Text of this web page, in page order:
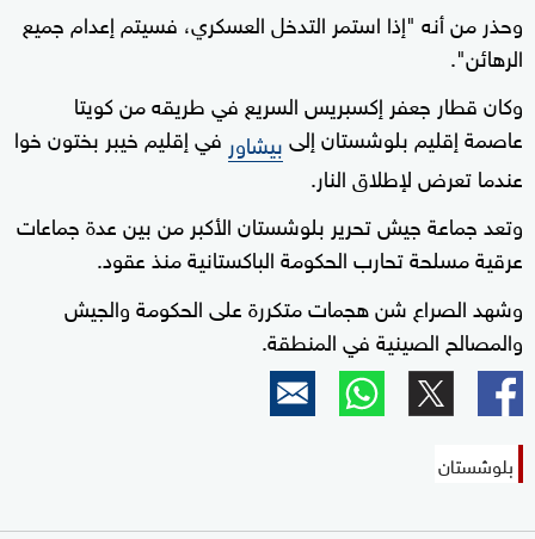
وحذر من أنه "إذا استمر التدخل العسكري، فسيتم إعدام جميع
الرهائن".
وكان قطار جعفر إكسبريس السريع في طريقه من كويتا
عاصمة إقليم بلوشستان إلىبيشاور في إقليم خيبر بختون خوا
عندما تعرض لإطلاق النار.
وتعد جماعة جيش تحرير بلوشستان الأكبر من بين عدة جماعات
عرقية مسلحة تحارب الحكومة الباكستانية منذ عقود.
وشهد الصراع شن هجمات متكررة على الحكومة والجيش
والمصالح الصينية في المنطقة.
بلوشستان